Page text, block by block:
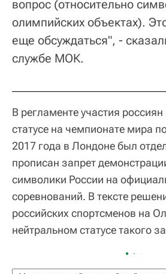
вопрос (относительно
олимпийских объектах).
еще обсуждаться", -
службе МОК.
В регламенте участия
статусе на чемпионате мира
2017 года в Лондоне был
прописан запрет
символики России на
соревнований. В тексте
российских спортсменов на
нейтральном статусе такого